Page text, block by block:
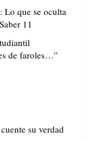
Lo que se oculta
11
de faroles…”
su verdad